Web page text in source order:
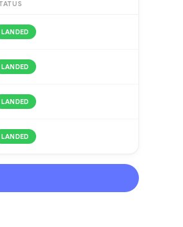
LANDED
LANDED
LANDED
LANDED